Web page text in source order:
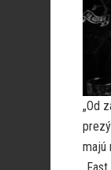
„Od
majú